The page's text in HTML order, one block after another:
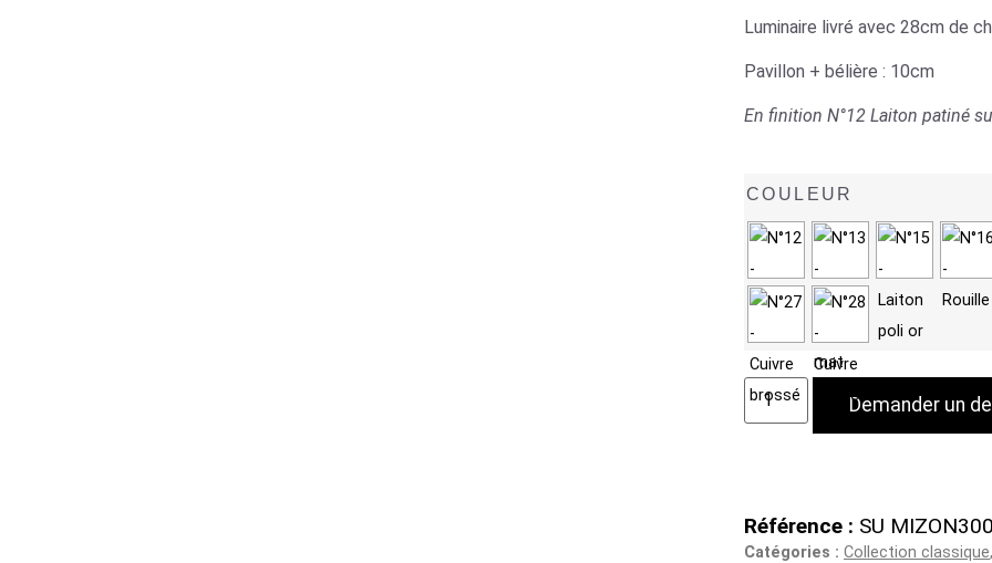
Luminaire livré avec 28cm de
Pavillon + bélière : 10cm
En finition N°12 Laiton patiné
COULEUR
Demander un
Référence : SU
Catégories : Collection classique